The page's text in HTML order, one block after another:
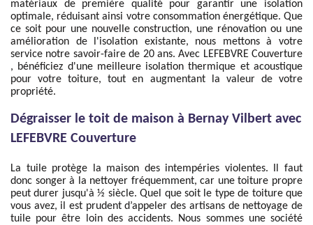
matériaux de première qualité pour garantir une isolation
optimale, réduisant ainsi votre consommation énergétique. Que
ce soit pour une nouvelle construction, une rénovation ou une
amélioration de l'isolation existante, nous mettons à votre
service notre savoir-faire de 20 ans. Avec LEFEBVRE Couverture
, bénéficiez d'une meilleure isolation thermique et acoustique
pour votre toiture, tout en augmentant la valeur de votre
propriété.
Dégraisser le toit de maison à Bernay Vilbert avec
LEFEBVRE Couverture
La tuile protège la maison des intempéries violentes. Il faut
donc songer à la nettoyer fréquemment, car une toiture propre
peut durer jusqu'à ½ siècle. Quel que soit le type de toiture que
vous avez, il est prudent d’appeler des artisans de nettoyage de
tuile pour être loin des accidents. Nous sommes une société